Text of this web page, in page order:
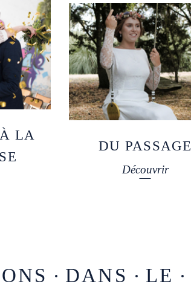
LA
DU PASSAGE
Découvrir
DANS LE